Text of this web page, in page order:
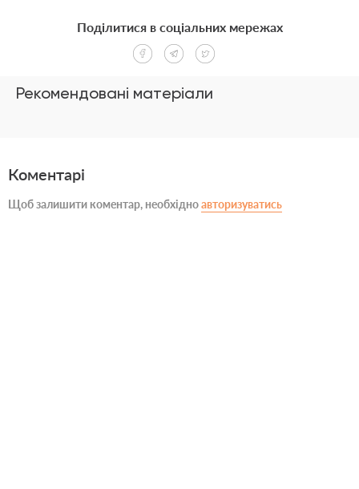
Рекомендовані матеріали
Поділитися в соціальних мережах
Коментарі
Щоб залишити коментар, необхідноавторизуватись